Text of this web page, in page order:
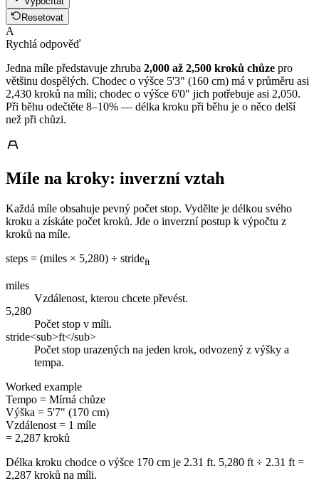
Resetovat
A
Rychlá odpověď
Jedna míle představuje zhruba 2,000 až 2,500 kroků chůze pro
většinu dospělých. Chodec o výšce 5'3" (160 cm) má v průměru asi
2,430 kroků na míli; chodec o výšce 6'0" jich potřebuje asi 2,050.
Při běhu odečtěte 8–10% — délka kroku při běhu je o něco delší
než při chůzi.
Míle na kroky: inverzní vztah
Každá míle obsahuje pevný počet stop. Vydělte je délkou svého
kroku a získáte počet kroků. Jde o inverzní postup k výpočtu z
kroků na míle.
steps = (miles × 5,280) ÷ strideft
miles
Vzdálenost, kterou chcete převést.
5,280
Počet stop v míli.
stride<sub>ft</sub>
Počet stop urazených na jeden krok, odvozený z výšky a
tempa.
Worked example
Tempo = Mírná chůze
Výška = 5'7" (170 cm)
Vzdálenost = 1 míle
= 2,287 kroků
Délka kroku chodce o výšce 170 cm je 2.31 ft. 5,280 ft ÷ 2.31 ft =
2,287 kroků na míli.